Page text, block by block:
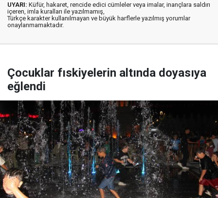
UYARI: Küfür, hakaret, rencide edici cümleler veya imalar, inançlara saldırı
içeren, imla kuralları ile yazılmamış,
Türkçe karakter kullanılmayan ve büyük harflerle yazılmış yorumlar
onaylanmamaktadır.
Çocuklar fıskiyelerin altında doyasıya
eğlendi